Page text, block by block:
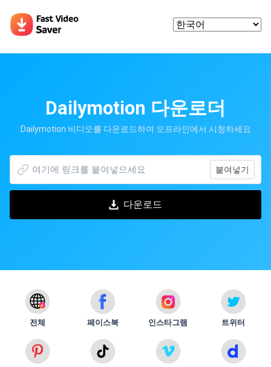
Dailymotion 다운로더
Dailymotion 비디오를 다운로드하여 오프라인에서 시청하세요
붙여넣기
다운로드
전체 페이스북 인스타그램 트위터